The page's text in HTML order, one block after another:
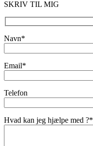
SKRIV TIL MIG
Navn*
Email*
Telefon
Hvad kan jeg hjælpe med ?*